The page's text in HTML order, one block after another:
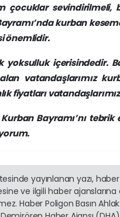
çocuklar
kurban
önemlidir.
içerisindedir.
vatandaşlarımız
fiyatları
Bayramı’nı tebrik
yayınlanan yazı,
ve ilgili haber
Haber Poligon Basın Ahlak